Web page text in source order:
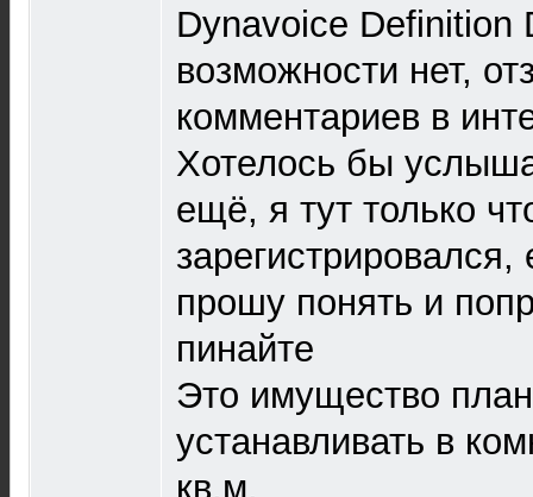
Dynavoice Definition
возможности нет,
комментариев в
Хотелось бы
ещё, я тут только
прошу понять и
пинайте
Это имущество
устанавливать в
кв.м.